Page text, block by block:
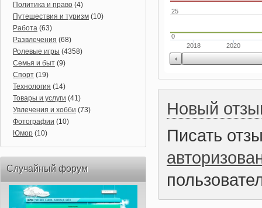
Политика и право (4)
Путешествия и туризм (10)
Работа (63)
Развлечения (68)
Ролевые игры (4358)
Семья и быт (9)
Спорт (19)
Технология (14)
Товары и услуги (41)
Увлечения и хобби (73)
Фотографии (10)
Юмор (10)
Случайный форум
2018 2020
0
25
Новый
Писать